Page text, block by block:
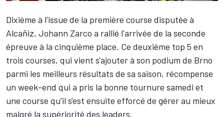
Dixième à l'issue de la première course disputée à
Alcañiz, Johann Zarco a rallié l'arrivée de la seconde
épreuve à la cinquième place. Ce deuxième top 5 en
trois courses, qui vient s'ajouter à son podium de Brno
parmi les meilleurs résultats de sa saison, récompense
un week-end qui a pris la bonne tournure samedi et
une course qu'il s'est ensuite efforcé de gérer au mieux
malgré la supériorité des leaders.